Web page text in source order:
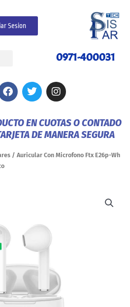
Sesion
0971-400031
F
a
b
o
k
T
w
t
e
I
n
a
g
a
EN CUOTAS O CONTADO
DE MANERA SEGURA
/ Auricular Con Microfono Ftx E26p-Wh